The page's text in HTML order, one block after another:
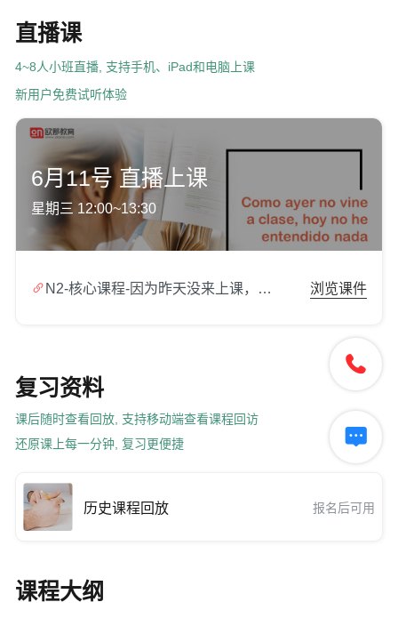
直播课
4~8人小班直播, 支持手机、iPad和电脑上课
新用户免费试听体验
6月11号 直播上课
星期三 12:00~13:30
 N2-核心课程-因为昨天没来上课，今天我什么都没听懂.zip 浏览课件
复习资料
课后随时查看回放, 支持移动端查看课程回访
还原课上每一分钟, 复习更便捷
历史课程回放 报名后可用
课程大纲

